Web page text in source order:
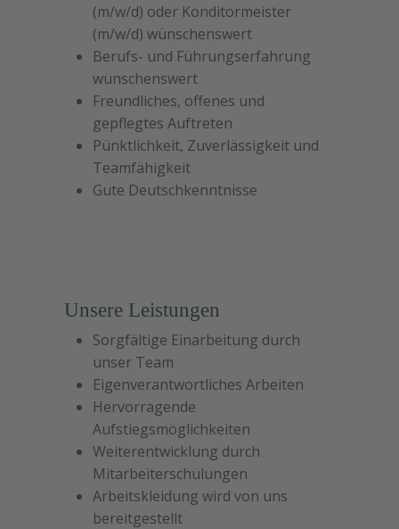
(m/w/d) oder Konditormeister
(m/w/d) wünschenswert
Berufs- und Führungserfahrung
wünschenswert
Freundliches, offenes und
gepflegtes Auftreten
Pünktlichkeit, Zuverlässigkeit und
Teamfähigkeit
Gute Deutschkenntnisse
Unsere Leistungen
Sorgfältige Einarbeitung durch
unser Team
Eigenverantwortliches Arbeiten
Hervorragende
Aufstiegsmöglichkeiten
Weiterentwicklung durch
Mitarbeiterschulungen
Arbeitskleidung wird von uns
bereitgestellt